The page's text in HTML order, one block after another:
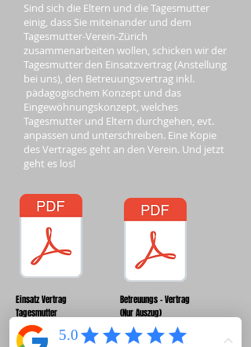
Sind sich die Eltern und die Tagesmutter
einig, dass Sie miteinander und dem
Tagesmutter-Verein-Zürich
zusammenarbeiten wollen, schicken wir der
Tagesmutter den Einsatzvertrag (Anstellung
bei uns), den Betreuungsvertrag inkl.
pädagogischem Konzept und das
Eingewöhnungskonzept, welches
Tagesmutter und Eltern durchgehen, evt.
anpassen und unterschreiben. Eine Kopie
des Vertrages geht an den Verein. Und jetzt
geht es los!
Einsatz Vertrag
Tagesmutter
Betreuungs - Vertrag
(Nur Auszug)